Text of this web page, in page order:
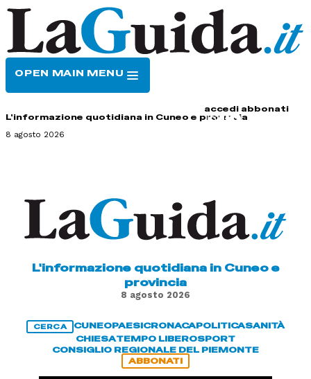
OPEN MAIN MENU
accedi abbonati
L'informazione quotidiana in Cuneo e provincia
8 agosto 2026
L'informazione quotidiana in Cuneo e
provincia
8 agosto 2026
CERCA CUNEOPAESICRONACAPOLITICASANITÀ
CHIESATEMPO LIBEROSPORT
CONSIGLIO REGIONALE DEL PIEMONTE
ABBONATI